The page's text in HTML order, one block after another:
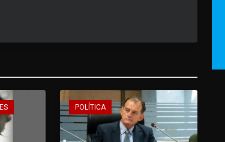
POLÍTICA